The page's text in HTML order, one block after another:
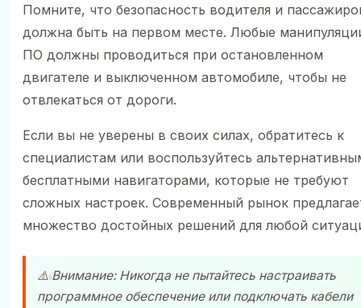
Помните, что безопасность водителя и
должна быть на первом месте. Любые
ПО должны проводиться при остановленном
двигателе и выключенном автомобиле, чтобы не
отвлекаться от дороги.
Если вы не уверены в своих силах, обратитесь к
специалистам или воспользуйтесь
бесплатными навигаторами, которые не требуют
сложных настроек. Современный рынок
множество достойных решений для любой
⚠️ Внимание: Никогда не пытайтесь настраивать
программное обеспечение или подключать кабели